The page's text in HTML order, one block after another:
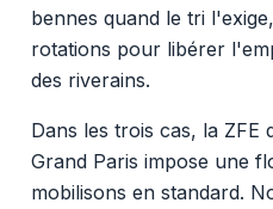
bennes quand le tri
rotations pour libérer
des riverains.
Dans les trois cas, la ZFE
Grand Paris impose une
mobilisons en standard.